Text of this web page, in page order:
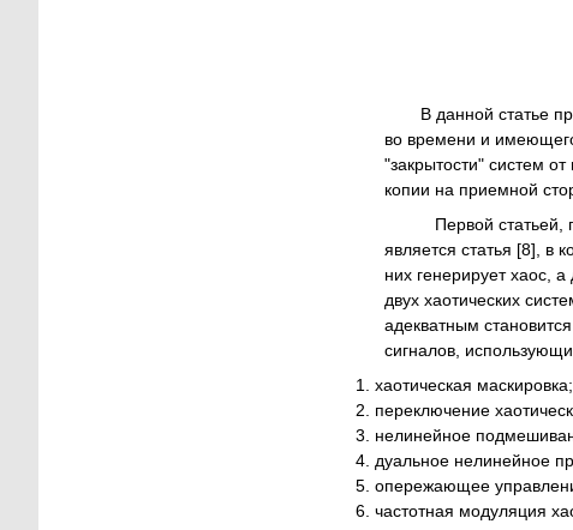
В данной статье
во времени и
"закрытости" систем
копии на приемной
Первой статьей,
является статья [8], в
них генерирует хаос,
двух хаотических
адекватным
сигналов,
хаотическая маскировка;
переключение
нелинейное
дуальное нелинейное
опережающее
частотная модуляция